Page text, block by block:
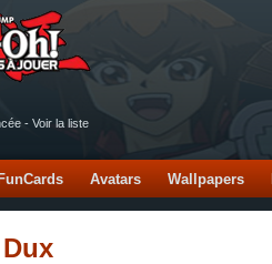
- Voir la liste
FunCards Avatars Wallpapers